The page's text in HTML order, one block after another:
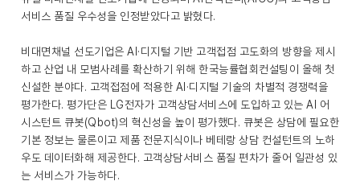
서비스 품질 우수성을 인정받았다고 밝혔다.
비대면채널 선도기업은 AI·디지털 기반 고객접점 고도화의 방향을 제시
하고 산업 내 모범사례를 확산하기 위해 한국능률협회컨설팅이 올해 첫
신설한 분야다. 고객접점에 적용한 AI·디지털 기술의 차별적 경쟁력을
평가한다. 평가단은 LG전자가 고객상담서비스에 도입하고 있는 AI 어
시스턴트 큐봇(Qbot)의 혁신성을 높이 평가했다. 큐봇은 상담에 필요한
기본 정보는 물론이고 제품 전문지식이나 베테랑 상담 컨설턴트의 노하
우도 데이터화해 제공한다. 고객상담서비스 품질 편차가 줄어 일관성 있
는 서비스가 가능하다.